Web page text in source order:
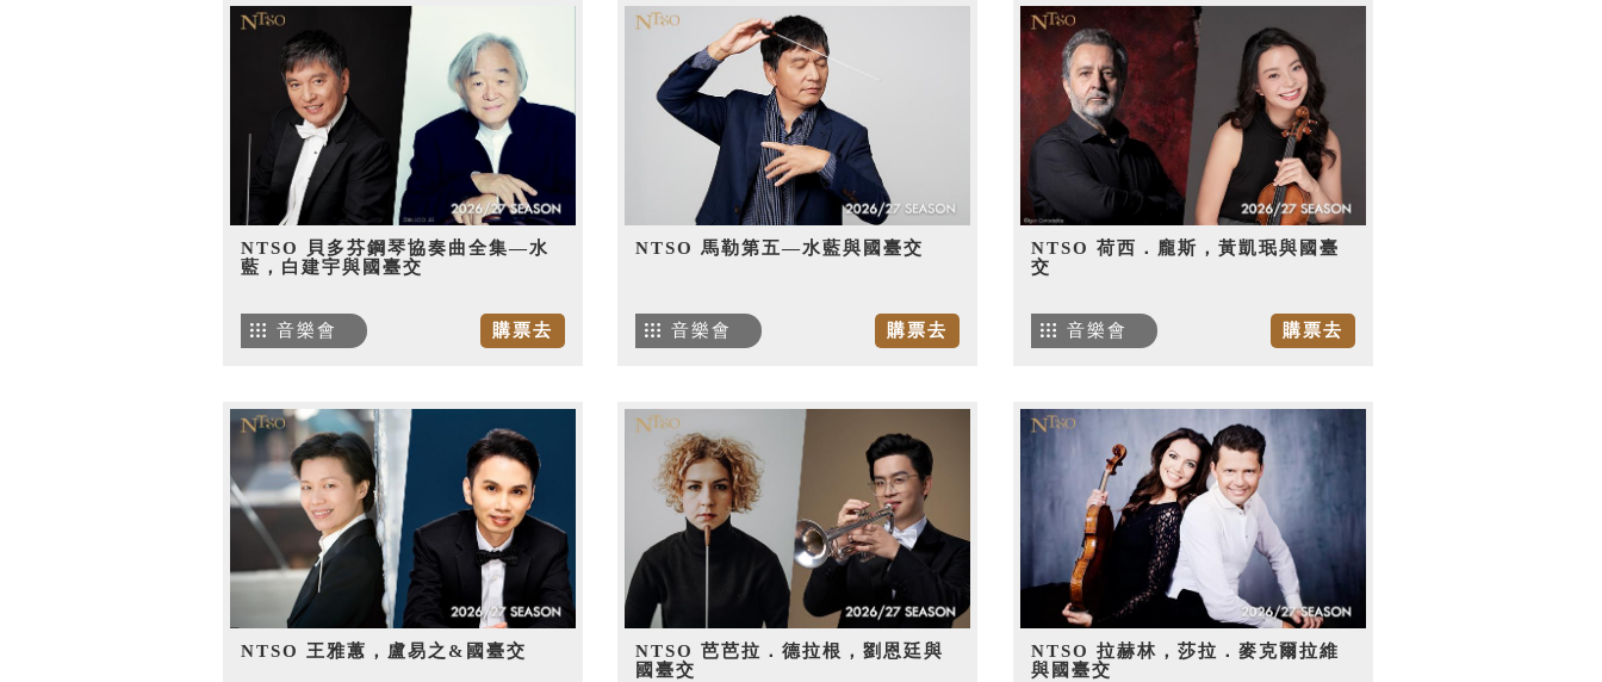
NTSO 貝多芬鋼琴協奏曲全集—水
藍，白建宇與國臺交
購票去
音樂會
NTSO 馬勒第五—水藍與國臺交
購票去
音樂會
NTSO 荷西．龐斯，黃凱珉與國臺
交
購票去
音樂會
NTSO 王雅蕙，盧易之&國臺交
NTSO 芭芭拉．德拉根，劉恩廷與
國臺交
NTSO 拉赫林，莎拉．麥克爾拉維
與國臺交